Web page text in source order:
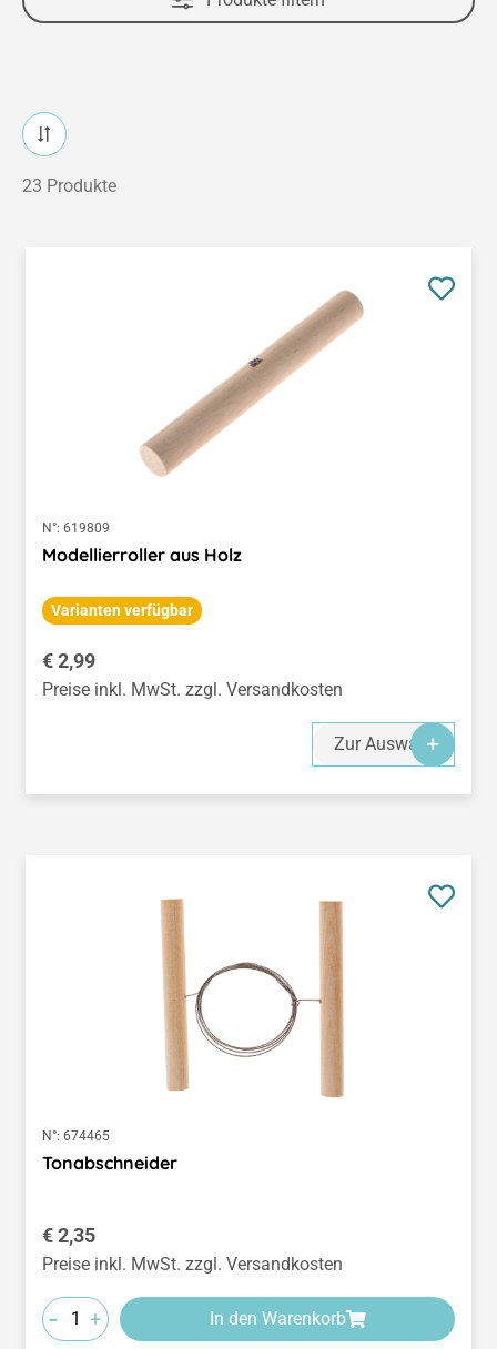
23 Produkte
N°: 619809
Modellierroller aus Holz
Varianten verfügbar
Regulärer Preis:
€ 2,99
Preise inkl. MwSt. zzgl. Versandkosten
Zur Auswahl
N°: 674465
Tonabschneider
Regulärer Preis:
€ 2,35
Preise inkl. MwSt. zzgl. Versandkosten
- + In den Warenkorb